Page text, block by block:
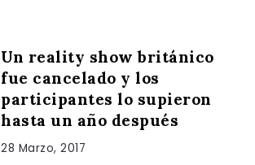
Un reality show británico
fue cancelado y los
participantes lo supieron
hasta un año después
28 Marzo, 2017